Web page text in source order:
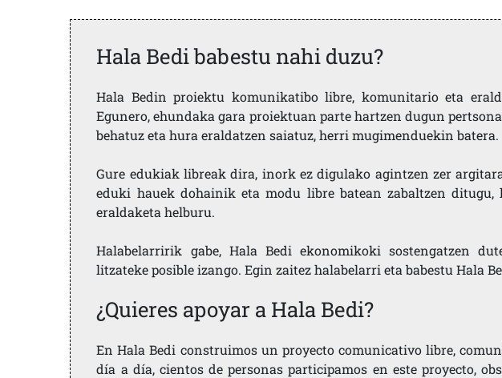
Hala Bedi babestu nahi duzu?
Hala Bedin proiektu komunikatibo libre, komunitario eta
Egunero, ehundaka gara proiektuan parte hartzen dugun
behatuz eta hura eraldatzen saiatuz, herri mugimenduekin batera.
Gure edukiak libreak dira, inork ez digulako agintzen zer
eduki hauek dohainik eta modu libre batean zabaltzen ditugu,
eraldaketa helburu.
Halabelarririk gabe, Hala Bedi ekonomikoki sostengatzen
litzateke posible izango. Egin zaitez halabelarri eta babestu Hala
¿Quieres apoyar a Hala Bedi?
En Hala Bedi construimos un proyecto comunicativo libre,
día a día, cientos de personas participamos en este proyecto,